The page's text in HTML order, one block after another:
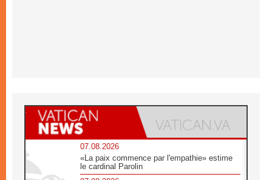
07.08.2026
«La paix commence par l'empathie» estime
le cardinal Parolin